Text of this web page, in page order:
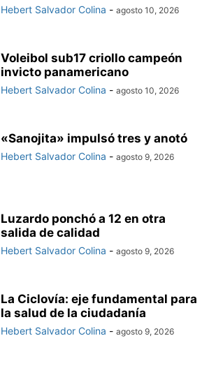
Hebert Salvador Colina - agosto 10, 2026
Voleibol sub17 criollo campeón
invicto panamericano
Hebert Salvador Colina - agosto 10, 2026
«Sanojita» impulsó tres y anotó
Hebert Salvador Colina - agosto 9, 2026
Luzardo ponchó a 12 en otra
salida de calidad
Hebert Salvador Colina - agosto 9, 2026
La Ciclovía: eje fundamental para
la salud de la ciudadanía
Hebert Salvador Colina - agosto 9, 2026